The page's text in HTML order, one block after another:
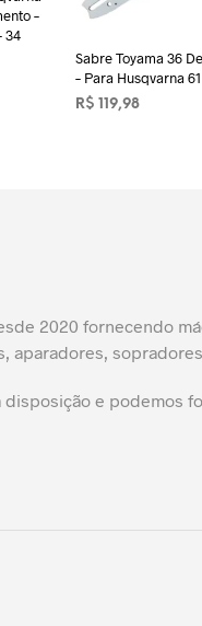
–
34
Sabre Toyama 36
– Para Husqvarna 61
R$ 119,98
2020 fornecendo
aparadores,
disposição e podemos